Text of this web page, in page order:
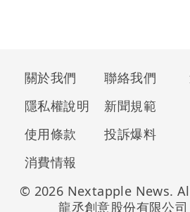
關於我們
聯絡我們
隱私權說明
新聞規範
使用條款
投訴爆料
消費情報
© 2026 Nextapple News.
龍丞創意股份有限公